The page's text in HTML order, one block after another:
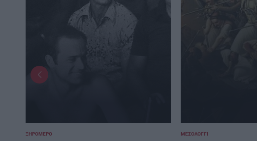
POSTED
ΞΗΡΟΜΕΡΟ
POSTED
ΜΕΣΟΛΌΓΓΙ